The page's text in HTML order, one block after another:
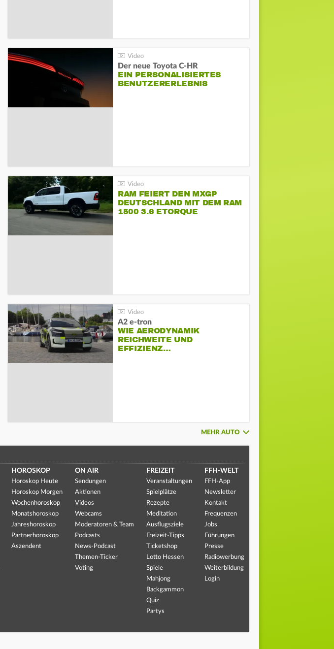
Der neue Toyota C-HR
EIN PERSONALISIERTES
BENUTZERERLEBNIS
RAM FEIERT DEN MXGP
DEUTSCHLAND MIT DEM RAM
1500 3.6 ETORQUE
A2 e-tron
WIE AERODYNAMIK
REICHWEITE UND
EFFIZIENZ…
MEHR AUTO
HOROSKOP
Horoskop Heute
Horoskop Morgen
Wochenhoroskop
Monatshoroskop
Jahreshoroskop
Partnerhoroskop
Aszendent
ON AIR
Sendungen
Aktionen
Videos
Webcams
Moderatoren & Team
Podcasts
News-Podcast
Themen-Ticker
Voting
FREIZEIT
Veranstaltungen
Spielplätze
Rezepte
Meditation
Ausflugsziele
Freizeit-Tipps
Ticketshop
Lotto Hessen
Spiele
Mahjong
Backgammon
Quiz
Partys
FFH-WELT
FFH-App
Newsletter
Kontakt
Frequenzen
Jobs
Führungen
Presse
Radiowerbung
Weiterbildung
Login